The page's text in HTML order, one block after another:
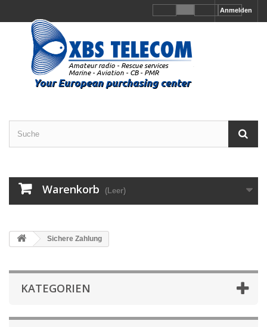
Anmelden
Warenkorb (Leer)
Sichere Zahlung
KATEGORIEN